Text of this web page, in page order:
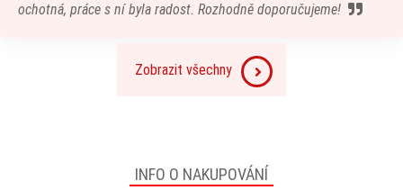
ochotná, práce s ní byla radost. Rozhodně doporučujeme!
Zobrazit všechny
INFO O NAKUPOVÁNÍ